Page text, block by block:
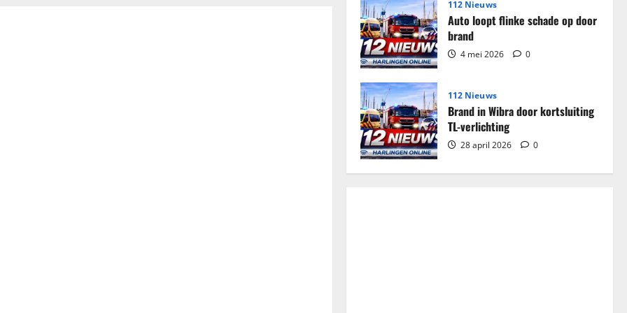
112 Nieuws
Auto loopt flinke schade op door
brand
4 mei 2026 0
112 Nieuws
Brand in Wibra door kortsluiting
TL-verlichting
28 april 2026 0